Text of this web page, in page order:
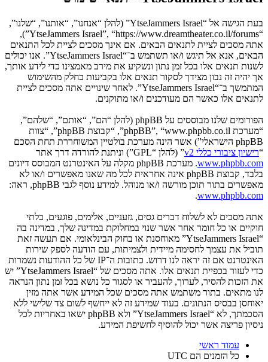
בעת הגישה אל “YtseJammers Israel” (להלן “אנחנו”, “אותנו”, “שלנו”,
“YtseJammers Israel”, “https://www.dreamtheater.co.il/forums”),
אתה מסכים לציית לתנאים הבאים. אם אינך מסכים לציית לכל התנאים
הבאים, אנא אל תיגש ו/או תשתמש ב־“YtseJammers Israel”. אנו יכולים
לשנות תנאים אלו בכל זמן נתון ונשקיע את מירב מאמצינו כדי לידע אותך,
אך יהיה זה נבון מצידך לסקור תנאים אלו בקביעות כחלק מהשימוש
המתמשך ב־“YtseJammers Israel”. לאחר שינויים אתה מסכים לציית
לתנאים אלו כאשר הם מעודכנים ו/או מתוקנים.
הפורומים שלנו מבוססים על phpBB (להלן “הם”, “אותם”, “שלהם”,
“מערכת phpBB”, “www.phpbb.co.il”, “קבוצת phpBB”, “צוות
phpBB הישראלי”) אשר הינה מערכת בולטיין המשוחררת תחת הסכם
“רישיון ציבורי כללי v2
” (להלן “GPL”) וניתנת להורדה דרך אתר
www.phpbb.com
. מערכת phpBB מקלה על האינטרנט המבוסס דיונים
בלבד, קבוצת phpBB אינה אחראית לכל מה שאנו מאפשרים ו/או לא
מאפשרים בתור תוכן מורשה ו/או מנוהל. למידע נוסף לגבי phpBB, ראה:
www.phpbb.com
.
אתה מסכים לא לשלוח דברים גסים, גזעניים, אלימים, פוגעים, בלתי
חוקיים או כל חומר אחר אשר שנוי במחלוקת במדינה שלך, במדינה בה
“YtseJammers Israel” מאוחסנת או בחוק הבינלאומי. אם תעשה זאת
תוביל את עצמך לחסימה מיידית ולצמיתות, עם הודעה לספק שירות
האינטרנט אם זה יראה לנו דרוש. כתובות ה־IP של כל ההודעות נשמרות
כדי לעזור בכפיית תנאים אלו. אתה מסכים של “YtseJammers Israel” יש
את הזכות להסיר, לערוך, להעביר או לסגור כל נושא בכל זמן נתון הנראה
לנו מתאים. בתור משתמש אתה מסכים שכל המידע אשר אתה מזין
יאוחסן בבסיס הנתונים. בעוד שמידע זה לא ייחשף לשום צד שלישי ללא
הסכמתך, לא “YtseJammers Israel” ולא phpBB ישאו באחריות לכל
ניסיון פריצה אשר יכול להוסיף לחשיפת המידע.
עמוד ראשי
כל הזמנים הם UTC